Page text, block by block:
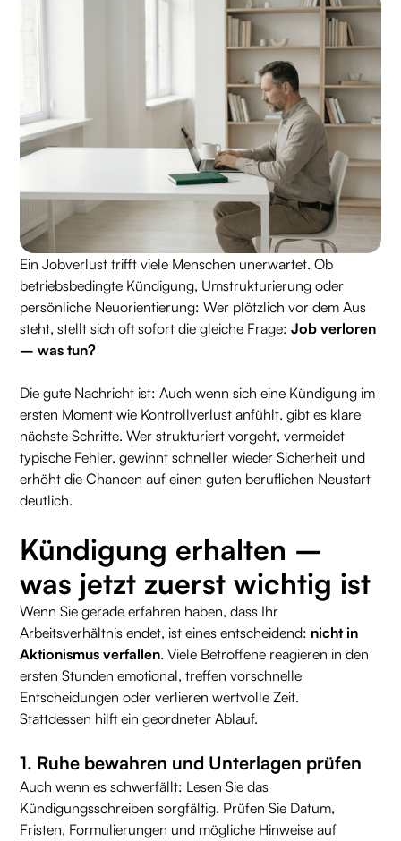
Ein Jobverlust trifft viele Menschen unerwartet. Ob
betriebsbedingte Kündigung, Umstrukturierung oder
persönliche Neuorientierung: Wer plötzlich vor dem Aus
steht, stellt sich oft sofort die gleiche Frage:Job verloren
– was tun?
Die gute Nachricht ist: Auch wenn sich eine Kündigung im
ersten Moment wie Kontrollverlust anfühlt, gibt es klare
nächste Schritte. Wer strukturiert vorgeht, vermeidet
typische Fehler, gewinnt schneller wieder Sicherheit und
erhöht die Chancen auf einen guten beruflichen Neustart
deutlich.
Kündigung erhalten –
was jetzt zuerst wichtig ist
Wenn Sie gerade erfahren haben, dass Ihr
Arbeitsverhältnis endet, ist eines entscheidend: nicht in
Aktionismus verfallen. Viele Betroffene reagieren in den
ersten Stunden emotional, treffen vorschnelle
Entscheidungen oder verlieren wertvolle Zeit.
Stattdessen hilft ein geordneter Ablauf.
1. Ruhe bewahren und Unterlagen prüfen
Auch wenn es schwerfällt: Lesen Sie das
Kündigungsschreiben sorgfältig. Prüfen Sie Datum,
Fristen, Formulierungen und mögliche Hinweise auf